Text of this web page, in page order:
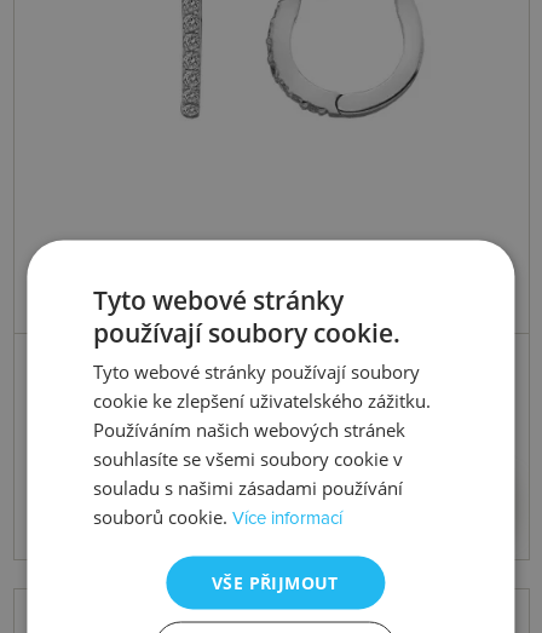
Stříbrné náušnice Flora DE581
2937 Kč Koupit
Tyto webové stránky
používají soubory cookie.
Tyto webové stránky používají soubory
cookie ke zlepšení uživatelského zážitku.
Používáním našich webových stránek
souhlasíte se všemi soubory cookie v
souladu s našimi zásadami používání
souborů cookie.Více informací
VŠE PŘIJMOUT